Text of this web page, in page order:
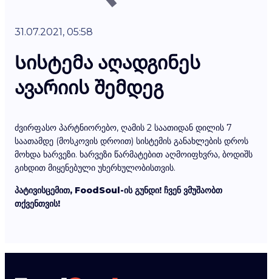
31.07.2021, 05:58
Სისტემა აღადგინეს
ავარიის შემდეგ
ძვირფასო პარტნიორებო, ღამის 2 საათიდან დილის 7
საათამდე (მოსკოვის დროით) სისტემის განახლების დროს
მოხდა ხარვეზი. ხარვეზი წარმატებით აღმოიფხვრა, ბოდიშს
გიხდით მიყენებული უხერხულობისთვის.
პატივისცემით, FoodSoul-ის გუნდი! ჩვენ ვმუშაობთ
თქვენთვის!